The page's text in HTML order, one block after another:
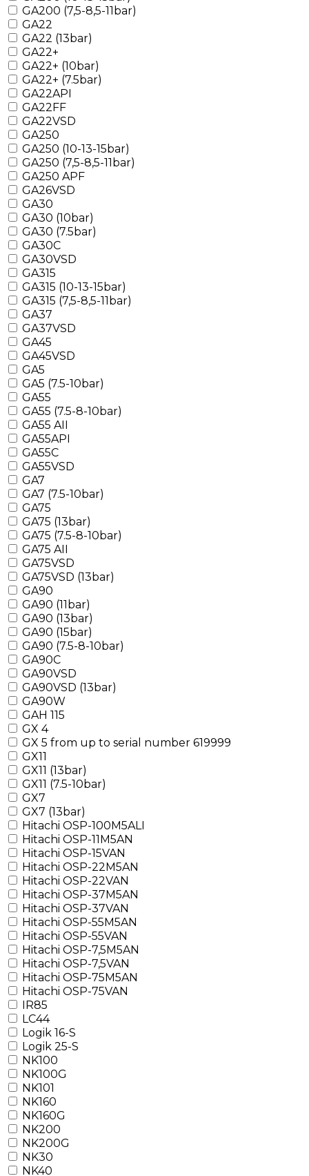
GA200 (7,5-8,5-11bar)
GA22
GA22 (13bar)
GA22+
GA22+ (10bar)
GA22+ (7.5bar)
GA22API
GA22FF
GA22VSD
GA250
GA250 (10-13-15bar)
GA250 (7,5-8,5-11bar)
GA250 APF
GA26VSD
GA30
GA30 (10bar)
GA30 (7.5bar)
GA30C
GA30VSD
GA315
GA315 (10-13-15bar)
GA315 (7,5-8,5-11bar)
GA37
GA37VSD
GA45
GA45VSD
GA5
GA5 (7.5-10bar)
GA55
GA55 (7.5-8-10bar)
GA55 AII
GA55API
GA55C
GA55VSD
GA7
GA7 (7.5-10bar)
GA75
GA75 (13bar)
GA75 (7.5-8-10bar)
GA75 AII
GA75VSD
GA75VSD (13bar)
GA90
GA90 (11bar)
GA90 (13bar)
GA90 (15bar)
GA90 (7.5-8-10bar)
GA90C
GA90VSD
GA90VSD (13bar)
GA90W
GAH 115
GX 4
GX 5 from up to serial number 619999
GX11
GX11 (13bar)
GX11 (7.5-10bar)
GX7
GX7 (13bar)
Hitachi OSP-100M5ALI
Hitachi OSP-11M5AN
Hitachi OSP-15VAN
Hitachi OSP-22M5AN
Hitachi OSP-22VAN
Hitachi OSP-37M5AN
Hitachi OSP-37VAN
Hitachi OSP-55M5AN
Hitachi OSP-55VAN
Hitachi OSP-7,5M5AN
Hitachi OSP-7,5VAN
Hitachi OSP-75M5AN
Hitachi OSP-75VAN
IR85
LC44
Logik 16-S
Logik 25-S
NK100
NK100G
NK101
NK160
NK160G
NK200
NK200G
NK30
NK40